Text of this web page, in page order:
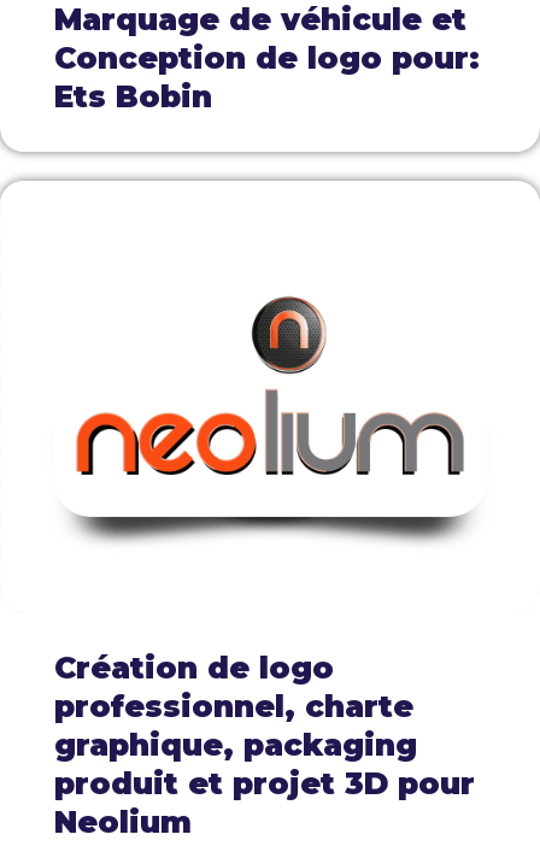
Marquage de véhicule et
Conception de logo pour:
Ets Bobin
Création de logo
professionnel, charte
graphique, packaging
produit et projet 3D pour
Neolium